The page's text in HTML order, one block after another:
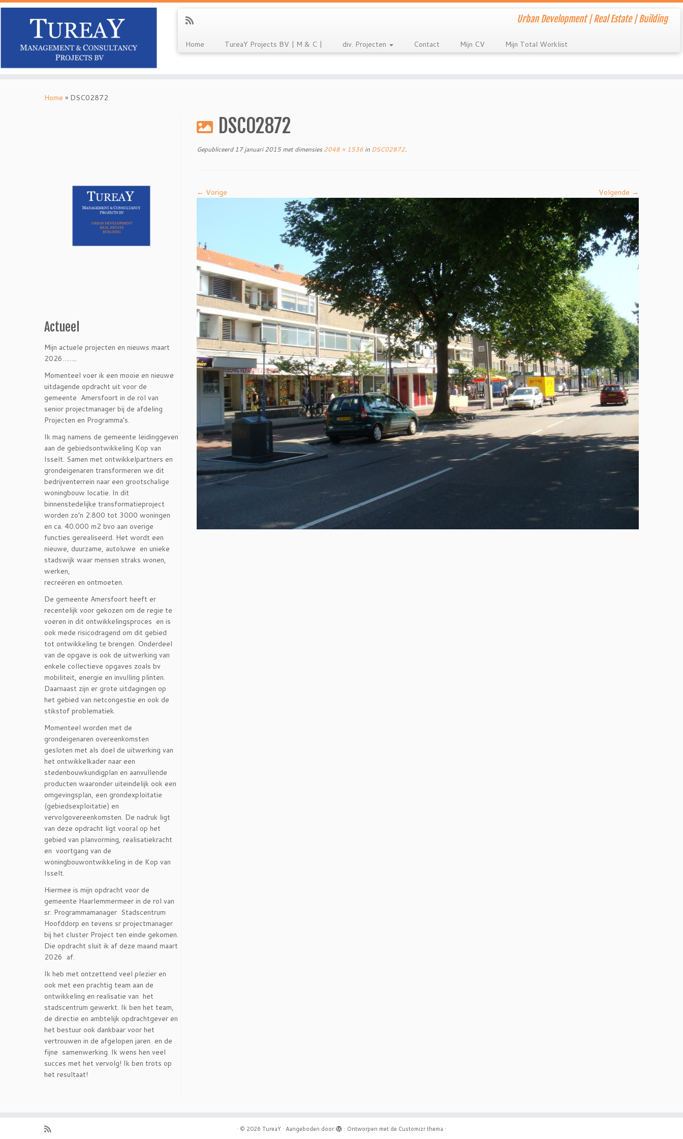
Urban Development | Real Estate | Building
Home TureaY Projects BV | M & C | div. Projecten Contact Mijn CV Mijn Total Worklist
Home » DSC02872
Actueel
Mijn actuele projecten en nieuws maart
2026……..
Momenteel voer ik een mooie en nieuwe
uitdagende opdracht uit voor de
gemeente Amersfoort in de rol van
senior projectmanager bij de afdeling
Projecten en Programma’s.
Ik mag namens de gemeente leidinggeven
aan de gebiedsontwikkeling Kop van
Isselt. Samen met ontwikkelpartners en
grondeigenaren transformeren we dit
bedrijventerrein naar een grootschalige
woningbouw locatie. In dit
binnenstedelijke transformatieproject
worden zo’n 2.800 tot 3000 woningen
en ca. 40.000 m2 bvo aan overige
functies gerealiseerd. Het wordt een
nieuwe, duurzame, autoluwe en unieke
stadswijk waar mensen straks wonen,
werken,
recreëren en ontmoeten.
De gemeente Amersfoort heeft er
recentelijk voor gekozen om de regie te
voeren in dit ontwikkelingsproces en is
ook mede risicodragend om dit gebied
tot ontwikkeling te brengen. Onderdeel
van de opgave is ook de uitwerking van
enkele collectieve opgaves zoals bv
mobiliteit, energie en invulling plinten.
Daarnaast zijn er grote uitdagingen op
het gebied van netcongestie en ook de
stikstof problematiek.
Momenteel worden met de
grondeigenaren overeenkomsten
gesloten met als doel de uitwerking van
het ontwikkelkader naar een
stedenbouwkundigplan en aanvullende
producten waaronder uiteindelijk ook een
omgevingsplan, een grondexploitatie
(gebiedsexploitatie) en
vervolgovereenkomsten. De nadruk ligt
van deze opdracht ligt vooral op het
gebied van planvorming, realisatiekracht
en voortgang van de
woningbouwontwikkeling in de Kop van
Isselt.
Hiermee is mijn opdracht voor de
gemeente Haarlemmermeer in de rol van
sr. Programmamanager Stadscentrum
Hoofddorp en tevens sr projectmanager
bij het cluster Project ten einde gekomen.
Die opdracht sluit ik af deze maand maart
2026 af.
Ik heb met ontzettend veel plezier en
ook met een prachtig team aan de
ontwikkeling en realisatie van het
stadscentrum gewerkt. Ik ben het team,
de directie en ambtelijk opdrachtgever en
het bestuur ook dankbaar voor het
vertrouwen in de afgelopen jaren en de
fijne samenwerking. Ik wens hen veel
succes met het vervolg! Ik ben trots op
het resultaat!
DSC02872
Gepubliceerd 17 januari 2015met dimensies 2048 × 1536 in DSC02872.
← Vorige Volgende →
· © 2026 TureaY · Aangeboden door · Ontworpen met de Customizr thema ·